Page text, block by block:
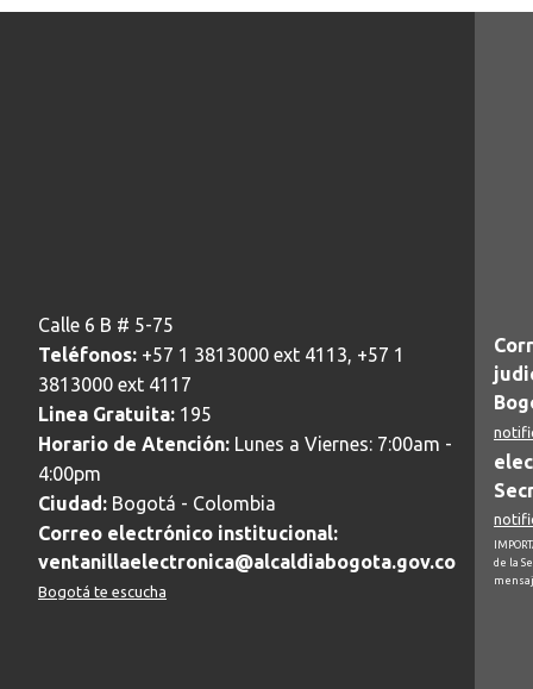
Calle 6 B # 5-75
Teléfonos: +57 1 3813000 ext 4113, +57 1
3813000 ext 4117
Linea Gratuita: 195
Horario de Atención: Lunes a Viernes: 7:00am -
4:00pm
Ciudad: Bogotá - Colombia
Correo electrónico institucional:
ventanillaelectronica@alcaldiabogota.gov.co
Bogotá te escucha
de la